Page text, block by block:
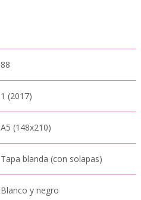
88
1 (2017)
A5 (148x210)
Tapa blanda (con solapas)
Blanco y negro